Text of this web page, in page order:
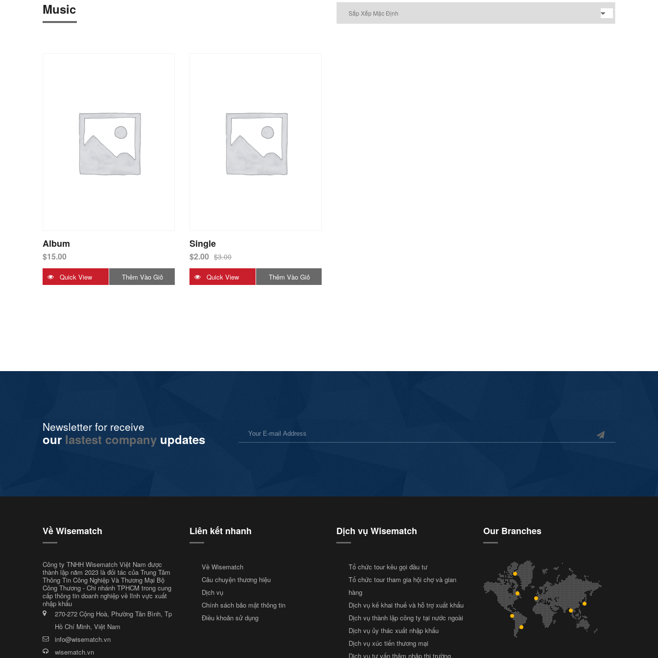
Music
Album
$15.00
Thêm Vào Giỏ
Quick View
Single
$3.00
$2.00
Thêm Vào Giỏ
Quick View
Newsletter for receive
our lastest company updates
Về Wisematch
Công ty TNHH Wisematch Việt Nam được
thành lập năm 2023 là đối tác của Trung Tâm
Thông Tin Công Nghiệp Và Thương Mại Bộ
Công Thương - Chi nhánh TPHCM trong cung
cấp thông tin doanh nghiệp về lĩnh vực xuất
nhập khẩu
270-272 Cộng Hoà, Phường Tân Bình, Tp
Hồ Chí Minh, Việt Nam
info@wisematch.vn
wisematch.vn
Liên kết nhanh
Về Wisematch
Câu chuyện thương hiệu
Dịch vụ
Chính sách bảo mật thông tin
Điều khoản sử dụng
Dịch vụ Wisematch
Tổ chức tour kêu gọi đầu tư
Tổ chức tour tham gia hội chợ và gian
hàng
Dịch vụ kế khai thuế và hỗ trợ xuất khẩu
Dịch vụ thành lập công ty tại nước ngoài
Dịch vụ ủy thác xuất nhập khẩu
Dịch vụ xúc tiến thương mại
Dịch vụ tư vấn thâm nhập thị trường
Our Branches